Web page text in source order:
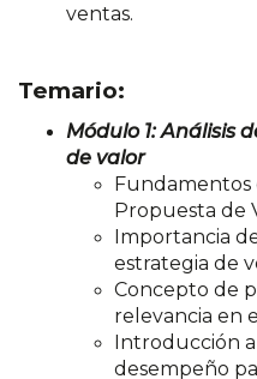
ventas.
Temario:
Módulo 1: Análisis
de valor
Fundamentos
Propuesta de
Importancia
estrategia de
Concepto de
relevancia en
Introducción a
desempeño